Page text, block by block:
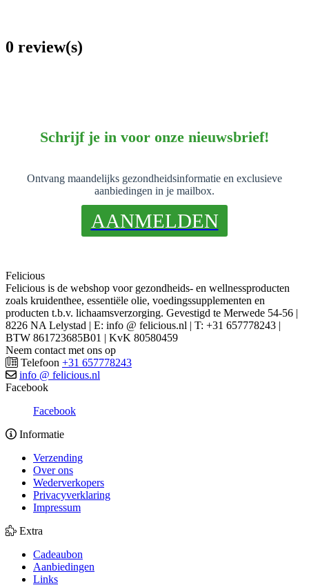
0 review(s)
Schrijf je in voor onze nieuwsbrief!
Ontvang maandelijks gezondheidsinformatie en exclusieve
aanbiedingen in je mailbox.
AANMELDEN
Felicious
Felicious is de webshop voor gezondheids- en wellnessproducten
zoals kruidenthee, essentiële olie, voedingssupplementen en
producten t.b.v. lichaamsverzorging. Gevestigd te Merwede 54-56 |
8226 NA Lelystad | E: info @ felicious.nl | T: +31 657778243 |
BTW 861723685B01 | KvK 80580459
Neem contact met ons op
Telefoon +31 657778243
info @ felicious.nl
Facebook
Facebook
Informatie
Verzending
Over ons
Wederverkopers
Privacyverklaring
Impressum
Extra
Cadeaubon
Aanbiedingen
Links